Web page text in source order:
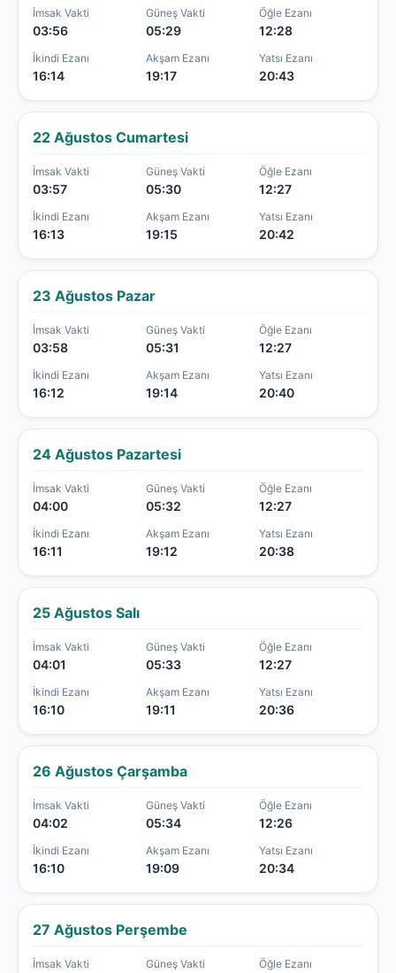
İmsak Vakti
03:56
Güneş Vakti
05:29
Öğle Ezanı
12:28
İkindi Ezanı
16:14
Akşam Ezanı
19:17
Yatsı Ezanı
20:43
22 Ağustos Cumartesi
İmsak Vakti
03:57
Güneş Vakti
05:30
Öğle Ezanı
12:27
İkindi Ezanı
16:13
Akşam Ezanı
19:15
Yatsı Ezanı
20:42
23 Ağustos Pazar
İmsak Vakti
03:58
Güneş Vakti
05:31
Öğle Ezanı
12:27
İkindi Ezanı
16:12
Akşam Ezanı
19:14
Yatsı Ezanı
20:40
24 Ağustos Pazartesi
İmsak Vakti
04:00
Güneş Vakti
05:32
Öğle Ezanı
12:27
İkindi Ezanı
16:11
Akşam Ezanı
19:12
Yatsı Ezanı
20:38
25 Ağustos Salı
İmsak Vakti
04:01
Güneş Vakti
05:33
Öğle Ezanı
12:27
İkindi Ezanı
16:10
Akşam Ezanı
19:11
Yatsı Ezanı
20:36
26 Ağustos Çarşamba
İmsak Vakti
04:02
Güneş Vakti
05:34
Öğle Ezanı
12:26
İkindi Ezanı
16:10
Akşam Ezanı
19:09
Yatsı Ezanı
20:34
27 Ağustos Perşembe
İmsak Vakti Güneş Vakti Öğle Ezanı